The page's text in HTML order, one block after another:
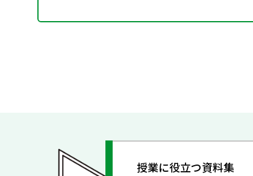
授業に役立つ資料集